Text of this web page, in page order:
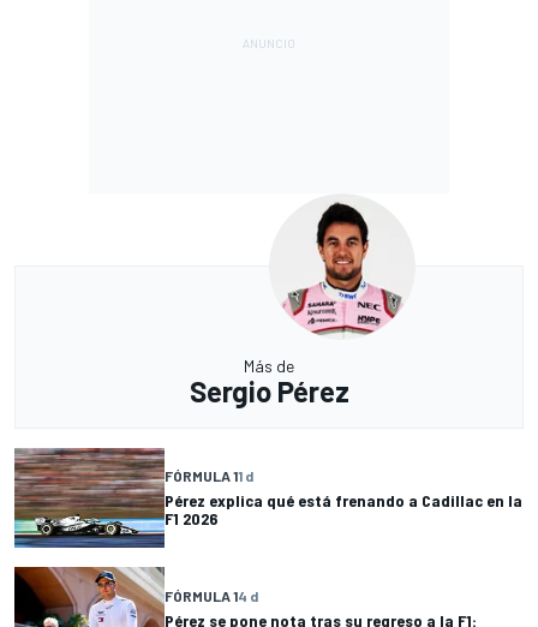
Más de
Sergio Pérez
FÓRMULA 11 d
Pérez explica qué está frenando a Cadillac en la
F1 2026
FÓRMULA 14 d
Pérez se pone nota tras su regreso a la F1: